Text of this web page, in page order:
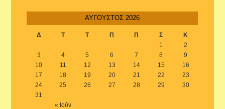
ΑΎΓΟΥΣΤΟΣ 2026
Δ Τ Τ Π Π Σ Κ
« Ιούν
1
2
3
4 5 6 7 8
9
10
11 12 13 14 15
16
17
18 19 20 21 22
23
24
25 26 27 28 29
30
31